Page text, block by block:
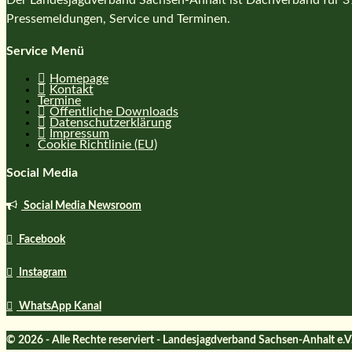
Pressemeldungen, Service und Terminen.
Service Menü
Homepage
Kontakt
Termine
Öffentliche Downloads
Datenschutzerklärung
Impressum
Cookie Richtlinie (EU)
Social Media
Social Media Newsroom
Facebook
Instagram
WhatsApp Kanal
© 2026 - Alle Rechte reserviert - Landesjagdverband Sachsen-Anhalt